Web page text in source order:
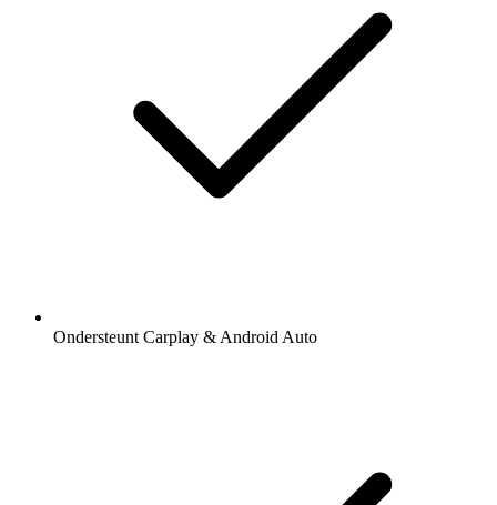
Ondersteunt Carplay & Android Auto